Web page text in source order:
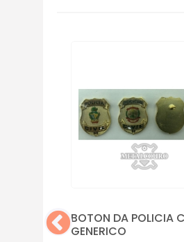
-
BOTON DA POLICIA
GENERICO